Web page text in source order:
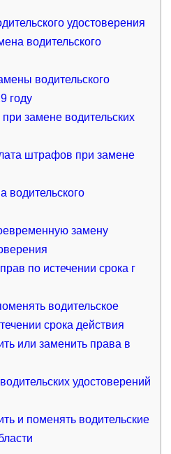
удостоверения
водительского
водительского
году
замене водительских
штрафов при замене
водительского
замену
по истечении срока г
водительское
срока действия
или заменить права в
удостоверений
и поменять водительские